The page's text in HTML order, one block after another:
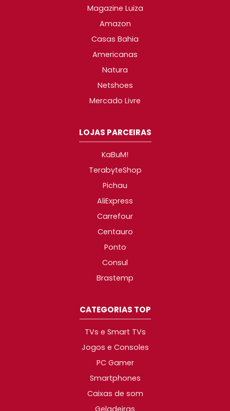
Magazine Luiza
Amazon
Casas Bahia
Americanas
Natura
Netshoes
Mercado Livre
LOJAS PARCEIRAS
KaBuM!
TerabyteShop
Pichau
AliExpress
Carrefour
Centauro
Ponto
Consul
Brastemp
CATEGORIAS TOP
TVs e Smart TVs
Jogos e Consoles
PC Gamer
Smartphones
Caixas de som
Geladeiras